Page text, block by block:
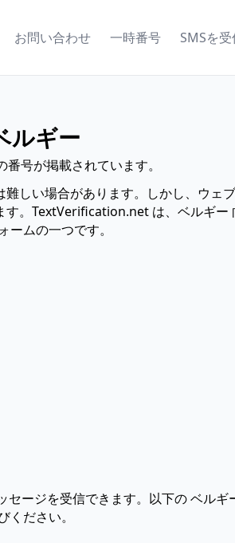
お問い合わせ 一時番号 SMSを
ルギー
号が掲載されています。
しい場合があります。しかし、ウェ
。TextVerification.net は、ベルギー
ームの一つです。
ージを受信できます。以下の ベル
ください。